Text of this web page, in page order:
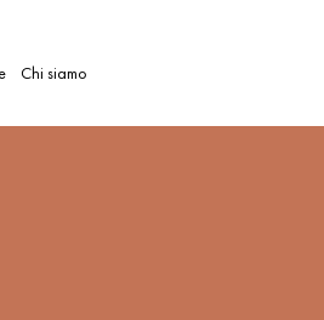
Chi siamo